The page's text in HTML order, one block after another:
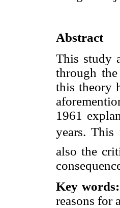
Abstract
This study
through
this theory
1961
years. This
also the
Key words:
reasons for